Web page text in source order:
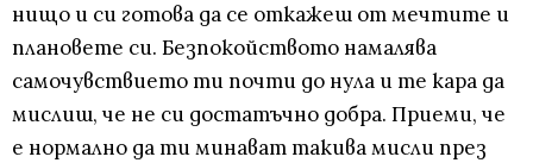
нищо и си готова да се откажеш от мечтите и
плановете си. Безпокойството намалява
самочувствието ти почти до нула и те кара да
мислиш, че не си достатъчно добра. Приеми, че
е нормално да ти минават такива мисли през